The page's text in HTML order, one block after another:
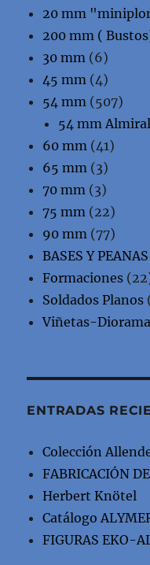
20 mm
200 mm (
30 mm (6)
45 mm (4)
54 mm (507)
54 mm
60 mm (41)
65 mm (3)
70 mm (3)
75 mm (22)
90 mm (77)
BASES Y PEANAS
Formaciones
Soldados Planos
Viñetas-
ENTRADAS
Colección
FABRICACIÓN
Herbert Knötel
Catálogo
FIGURAS EKO-